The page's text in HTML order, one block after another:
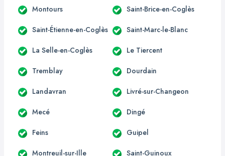
Montours Saint-Brice-en-Coglès
Saint-Étienne-en-Coglès Saint-Marc-le-Blanc
La Selle-en-Coglès Le Tiercent
Tremblay Dourdain
Landavran Livré-sur-Changeon
Mecé Dingé
Feins Guipel
Montreuil-sur-Ille Saint-Guinoux